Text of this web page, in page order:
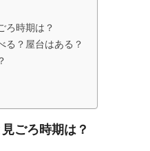
ろ時期は？
る？屋台はある？
ごろ時期は？